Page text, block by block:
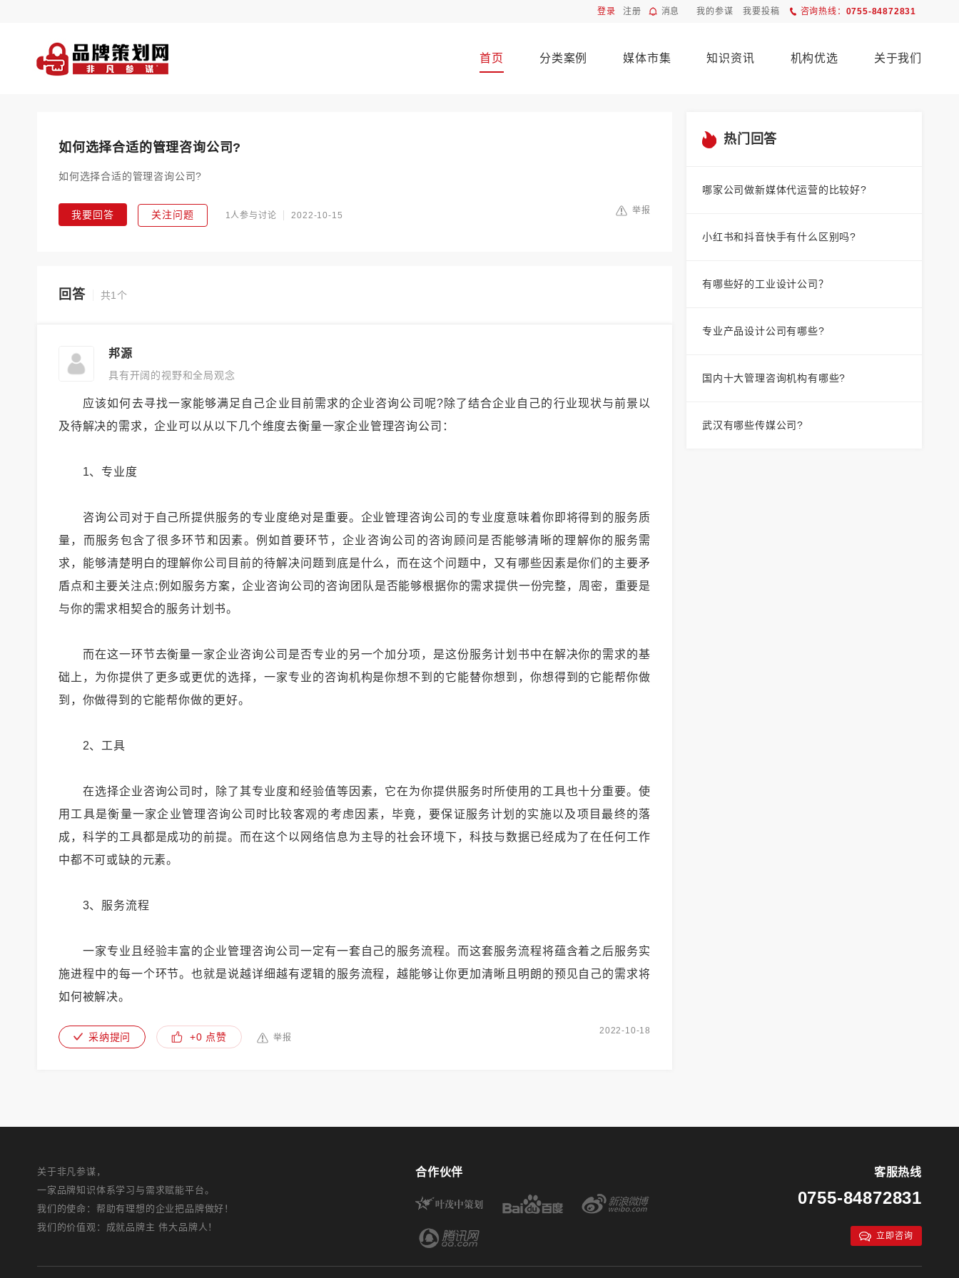
登录 注册 消息 我的参谋 我要投稿 咨询热线： 0755-84872831
首页 分类案例 媒体市集 知识资讯 机构优选 关于我们
如何选择合适的管理咨询公司?
如何选择合适的管理咨询公司?
我要回答 关注问题 1人参与讨论 2022-10-15 举报
回答 共1个
邦源
具有开阔的视野和全局观念
应该如何去寻找一家能够满足自己企业目前需求的企业咨询公司呢?除了结合企业自己的行业现状与前景以
及待解决的需求，企业可以从以下几个维度去衡量一家企业管理咨询公司：
1、专业度
咨询公司对于自己所提供服务的专业度绝对是重要。企业管理咨询公司的专业度意味着你即将得到的服务质
量，而服务包含了很多环节和因素。例如首要环节，企业咨询公司的咨询顾问是否能够清晰的理解你的服务需
求，能够清楚明白的理解你公司目前的待解决问题到底是什么，而在这个问题中，又有哪些因素是你们的主要矛
盾点和主要关注点;例如服务方案，企业咨询公司的咨询团队是否能够根据你的需求提供一份完整，周密，重要是
与你的需求相契合的服务计划书。
而在这一环节去衡量一家企业咨询公司是否专业的另一个加分项，是这份服务计划书中在解决你的需求的基
础上，为你提供了更多或更优的选择，一家专业的咨询机构是你想不到的它能替你想到，你想得到的它能帮你做
到，你做得到的它能帮你做的更好。
2、工具
在选择企业咨询公司时，除了其专业度和经验值等因素，它在为你提供服务时所使用的工具也十分重要。使
用工具是衡量一家企业管理咨询公司时比较客观的考虑因素，毕竟，要保证服务计划的实施以及项目最终的落
成，科学的工具都是成功的前提。而在这个以网络信息为主导的社会环境下，科技与数据已经成为了在任何工作
中都不可或缺的元素。
3、服务流程
一家专业且经验丰富的企业管理咨询公司一定有一套自己的服务流程。而这套服务流程将蕴含着之后服务实
施进程中的每一个环节。也就是说越详细越有逻辑的服务流程，越能够让你更加清晰且明朗的预见自己的需求将
如何被解决。
采纳提问 +0 点赞 举报
2022-10-18
热门回答
哪家公司做新媒体代运营的比较好?
小红书和抖音快手有什么区别吗?
有哪些好的工业设计公司？
专业产品设计公司有哪些?
国内十大管理咨询机构有哪些?
武汉有哪些传媒公司?
关于非凡参谋，
一家品牌知识体系学习与需求赋能平台。
我们的使命：帮助有理想的企业把品牌做好！
我们的价值观：成就品牌主 伟大品牌人！
合作伙伴 客服热线
0755-84872831
立即咨询